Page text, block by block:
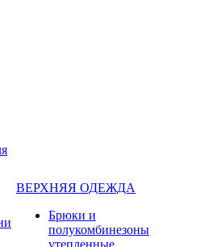
ВЕРХНЯЯ ОДЕЖДА
Брюки и
полукомбинезоны
утепленные